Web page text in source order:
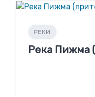
РЕКИ
Река Пижма